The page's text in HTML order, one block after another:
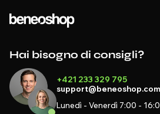
Hai bisogno di consigli?
+421 233 329 795
support@beneoshop.com
Lunedì - Venerdì 7:00 -